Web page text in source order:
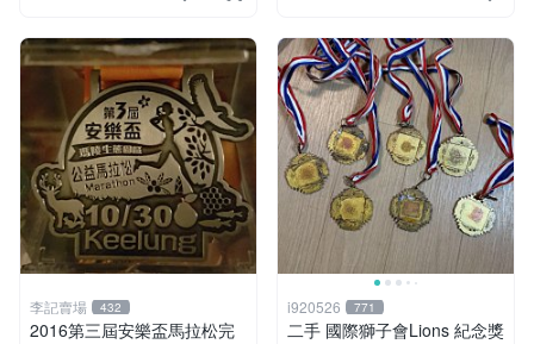
李記賣場 432
2016第三屆安樂盃馬拉松完
i920526 771
二手 國際獅子會Lions 紀念獎